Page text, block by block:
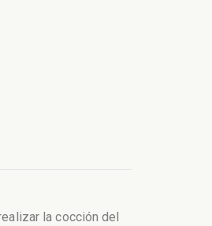
la cocción del